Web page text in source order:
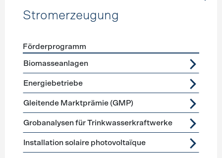
Stromerzeugung
Förderprogramme
Förderprogramm
Biomasseanlagen
Energiebetriebe
Gleitende Marktprämie (GMP)
Grobanalysen für Trinkwasserkraftwerke
Installation solaire photovoltaïque